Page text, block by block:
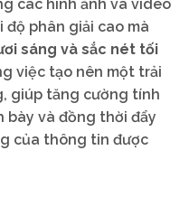
các hình ảnh và video
phân giải cao mà
sáng và sắc nét tối
việc tạo nên một trải
giúp tăng cường tính
bày và đồng thời đẩy
của thông tin được